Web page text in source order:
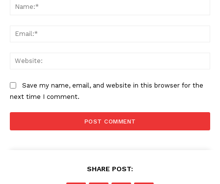
Save my name, email, and website in this browser for the
next time I comment.
SHARE POST: